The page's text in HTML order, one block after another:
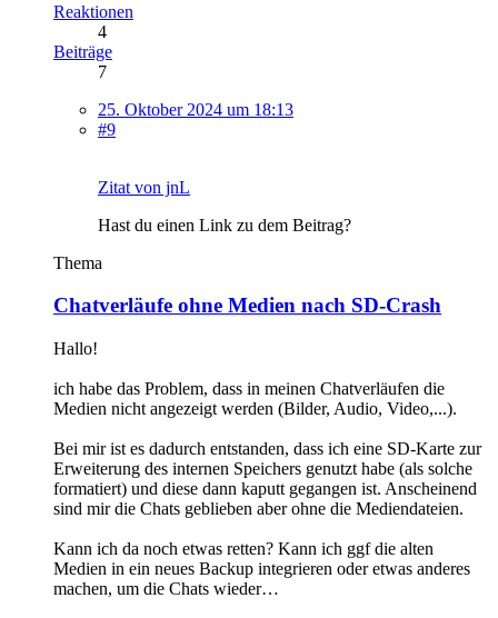
Reaktionen
4
Beiträge
7
25. Oktober 2024 um 18:13
#9
Zitat von jnL
Hast du einen Link zu dem Beitrag?
Thema
Chatverläufe ohne Medien nach SD-Crash
Hallo!
ich habe das Problem, dass in meinen Chatverläufen die
Medien nicht angezeigt werden (Bilder, Audio, Video,...).
Bei mir ist es dadurch entstanden, dass ich eine SD-Karte zur
Erweiterung des internen Speichers genutzt habe (als solche
formatiert) und diese dann kaputt gegangen ist. Anscheinend
sind mir die Chats geblieben aber ohne die Mediendateien.
Kann ich da noch etwas retten? Kann ich ggf die alten
Medien in ein neues Backup integrieren oder etwas anderes
machen, um die Chats wieder…